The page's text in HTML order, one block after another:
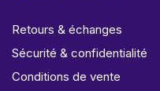
Retours & échanges
Sécurité & confidentialité
Conditions de vente